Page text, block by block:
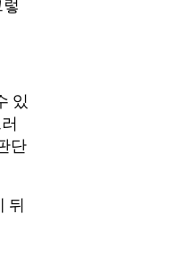
있
단
뒤